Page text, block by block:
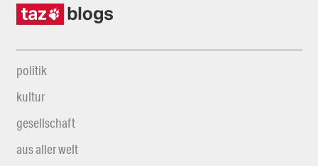
politik
kultur
gesellschaft
aus aller welt